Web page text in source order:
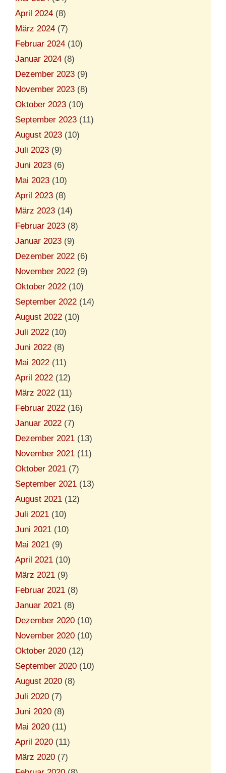
April 2024 (8)
März 2024 (7)
Februar 2024 (10)
Januar 2024 (8)
Dezember 2023 (9)
November 2023 (8)
Oktober 2023 (10)
September 2023 (11)
August 2023 (10)
Juli 2023 (9)
Juni 2023 (6)
Mai 2023 (10)
April 2023 (8)
März 2023 (14)
Februar 2023 (8)
Januar 2023 (9)
Dezember 2022 (6)
November 2022 (9)
Oktober 2022 (10)
September 2022 (14)
August 2022 (10)
Juli 2022 (10)
Juni 2022 (8)
Mai 2022 (11)
April 2022 (12)
März 2022 (11)
Februar 2022 (16)
Januar 2022 (7)
Dezember 2021 (13)
November 2021 (11)
Oktober 2021 (7)
September 2021 (13)
August 2021 (12)
Juli 2021 (10)
Juni 2021 (10)
Mai 2021 (9)
April 2021 (10)
März 2021 (9)
Februar 2021 (8)
Januar 2021 (8)
Dezember 2020 (10)
November 2020 (10)
Oktober 2020 (12)
September 2020 (10)
August 2020 (8)
Juli 2020 (7)
Juni 2020 (8)
Mai 2020 (11)
April 2020 (11)
März 2020 (7)